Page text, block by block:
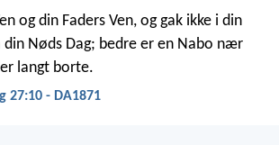
og din Faders Ven, og gak ikke i din
din Nøds Dag; bedre er en Nabo nær
langt borte.
27:10 - DA1871